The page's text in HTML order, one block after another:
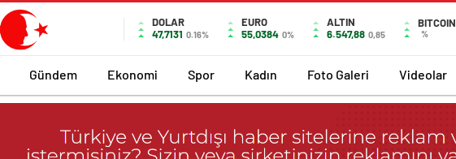
DOLAR
47,7131 0.16%
EURO
55,0384 0%
ALTIN
6.547,88 0,85
BITCOIN
%
Gündem Ekonomi Spor Kadın Foto Galeri Videolar